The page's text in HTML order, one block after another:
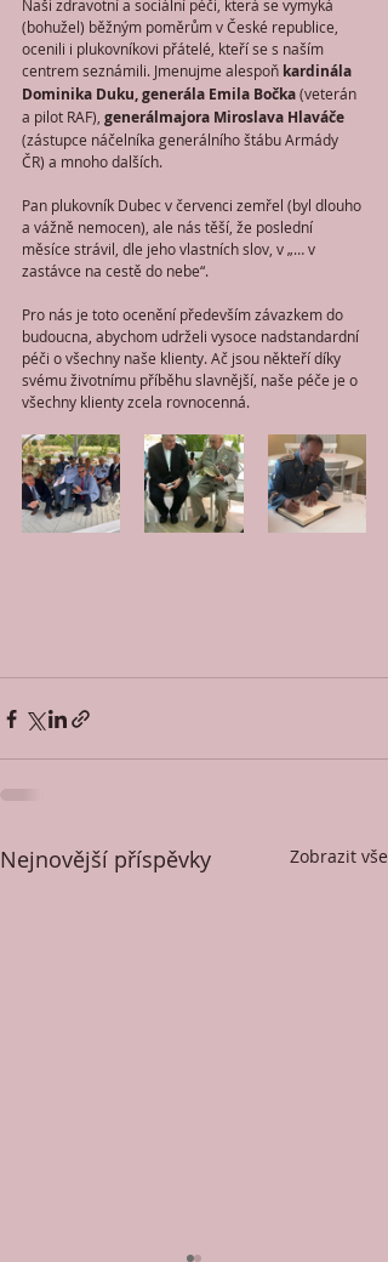
Naši zdravotní a sociální péči, která se vymyká
(bohužel) běžným poměrům v České republice,
ocenili i plukovníkovi přátelé, kteří se s naším
centrem seznámili. Jmenujme alespoň kardinála
Dominika Duku, generála Emila Bočka (veterán
a pilot RAF), generálmajora Miroslava Hlaváče
(zástupce náčelníka generálního štábu Armády
ČR) a mnoho dalších.
Pan plukovník Dubec v červenci zemřel (byl dlouho
a vážně nemocen), ale nás těší, že poslední
měsíce strávil, dle jeho vlastních slov, v „… v
zastávce na cestě do nebe“.
Pro nás je toto ocenění především závazkem do
budoucna, abychom udrželi vysoce nadstandardní
péči o všechny naše klienty. Ač jsou někteří díky
svému životnímu příběhu slavnější, naše péče je o
všechny klienty zcela rovnocenná.
Nejnovější příspěvky Zobrazit vše